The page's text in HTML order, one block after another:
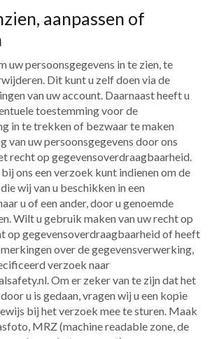
aanpassen of
uw persoonsgegevens in te zien, te
Dit kunt u zelf doen via de
van uw account. Daarnaast heeft u
toestemming voor de
in te trekken of bezwaar te maken
van uw persoonsgegevens door ons
recht op gegevensoverdraagbaarheid.
ons een verzoek kunt indienen om de
wij van u beschikken in een
u of een ander, door u genoemde
Wilt u gebruik maken van uw recht op
op gegevensoverdraagbaarheid of heeft
over de gegevensverwerking,
verzoek naar
Om er zeker van te zijn dat het
u is gedaan, vragen wij u een kopie
bij het verzoek mee te sturen. Maak
MRZ (machine readable zone, de